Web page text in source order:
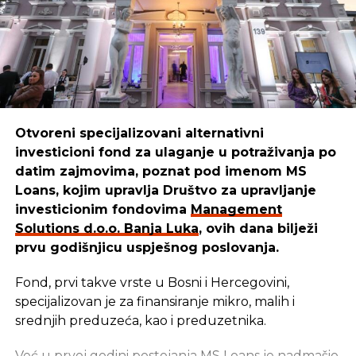
Počela obnova banjalučkih ulica
NE PROPUSTITE
Srbija centar kinseskih investicija?
Otvoreni specijalizovani alternativni
investicioni fond za ulaganje u potraživanja po
datim zajmovima, poznat pod imenom MS
Loans, kojim upravlja Društvo za upravljanje
investicionim fondovima Management
Solutions d.o.o. Banja Luka, ovih dana bilježi
prvu godišnjicu uspješnog poslovanja.
Fond, prvi takve vrste u Bosni i Hercegovini,
specijalizovan je za finansiranje mikro, malih i
srednjih preduzeća, kao i preduzetnika.